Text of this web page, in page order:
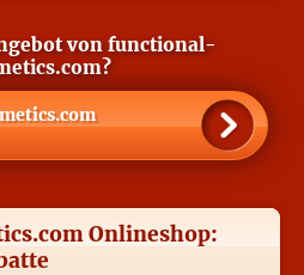
von functional-
Onlineshop: